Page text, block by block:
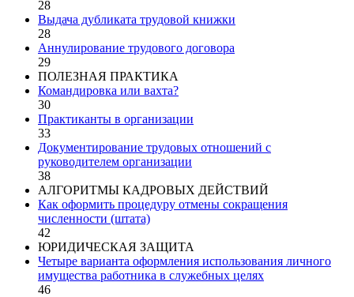
28
Выдача дубликата трудовой книжки
28
Аннулирование трудового договора
29
ПОЛЕЗНАЯ ПРАКТИКА
Командировка или вахта?
30
Практиканты в организации
33
Документирование трудовых отношений с
руководителем организации
38
АЛГОРИТМЫ КАДРОВЫХ ДЕЙСТВИЙ
Как оформить процедуру отмены сокращения
численности (штата)
42
ЮРИДИЧЕСКАЯ ЗАЩИТА
Четыре варианта оформления использования личного
имущества работника в служебных целях
46